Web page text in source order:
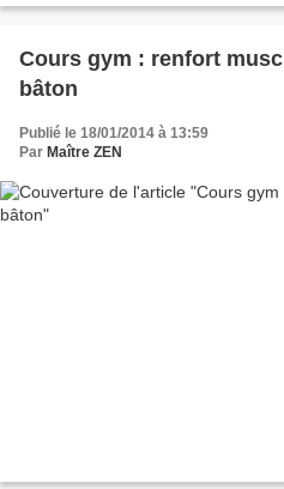
Cours gym : renfort
bâton
Publié le 18/01/2014 à 13:59
Par Maître ZEN